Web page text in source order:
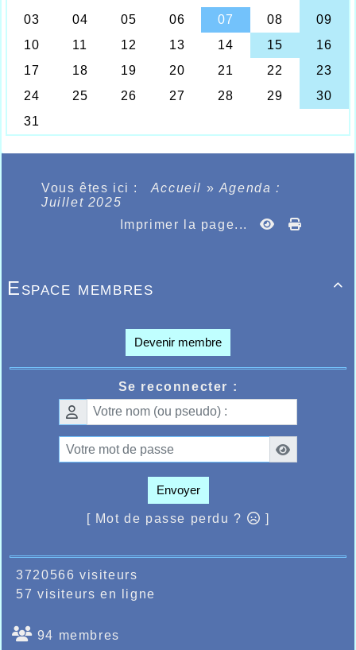
Vous êtes ici : Accueil » Agenda :
Juillet 2025
Imprimer la page...

Espace membres
Devenir membre
Se reconnecter :
Envoyer
[ Mot de passe perdu ? ]
3720566 visiteurs
57 visiteurs en ligne
94 membres